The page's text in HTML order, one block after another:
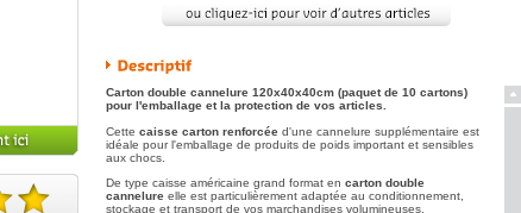
Carton double cannelure 120x40x40cm (paquet de 10 cartons)
pour l'emballage et la protection de vos articles.
Cette caisse carton renforcée d'une cannelure supplémentaire est
idéale pour l'emballage de produits de poids important et sensibles
aux chocs.
De type caisse américaine grand format en carton double
cannelure elle est particulièrement adaptée au conditionnement,
stockage et transport de vos marchandises volumineuses.